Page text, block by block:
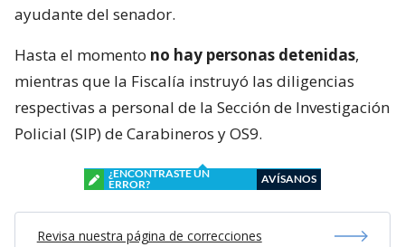
ayudante del senador.
Hasta el momento no hay personas detenidas,
mientras que la Fiscalía instruyó las diligencias
respectivas a personal de la Sección de Investigación
Policial (SIP) de Carabineros y OS9.
¿ENCONTRASTE UN
ERROR?
AVÍSANOS
Revisa nuestra página de correcciones